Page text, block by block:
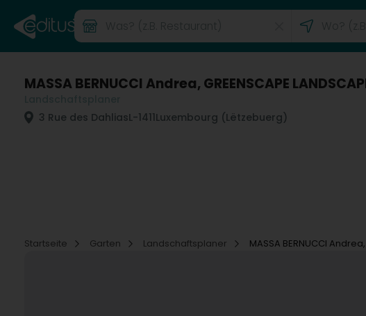
MASSA BERNUCCI Andrea, GREENSCAPE
3 Rue des DahliasL-1411Luxembourg (Lëtzebuerg)
Startseite
Garten Landschaftsplaner MASSA BERNUCCI Andrea,